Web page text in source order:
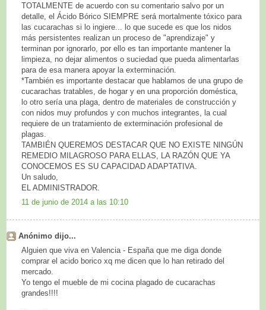
TOTALMENTE de acuerdo con su comentario salvo por un
detalle, el Ácido Bórico SIEMPRE será mortalmente tóxico para
las cucarachas si lo ingiere... lo que sucede es que los nidos
más persistentes realizan un proceso de "aprendizaje" y
terminan por ignorarlo, por ello es tan importante mantener la
limpieza, no dejar alimentos o suciedad que pueda alimentarlas
para de esa manera apoyar la exterminación.
*También es importante destacar que hablamos de una grupo de
cucarachas tratables, de hogar y en una proporción doméstica,
lo otro sería una plaga, dentro de materiales de construcción y
con nidos muy profundos y con muchos integrantes, la cual
requiere de un tratamiento de exterminación profesional de
plagas.
TAMBIÉN QUEREMOS DESTACAR QUE NO EXISTE NINGÚN
REMEDIO MILAGROSO PARA ELLAS, LA RAZÓN QUE YA
CONOCEMOS ES SU CAPACIDAD ADAPTATIVA.
Un saludo,
EL ADMINISTRADOR.
11 de junio de 2014 a las 10:10
Anónimo dijo...
Alguien que viva en Valencia - España que me diga donde
comprar el acido borico xq me dicen que lo han retirado del
mercado.
Yo tengo el mueble de mi cocina plagado de cucarachas
grandes!!!!